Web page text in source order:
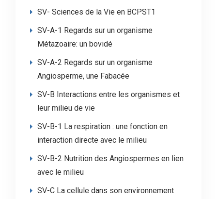
SV- Sciences de la Vie en BCPST1
SV-A-1 Regards sur un organisme
Métazoaire: un bovidé
SV-A-2 Regards sur un organisme
Angiosperme, une Fabacée
SV-B Interactions entre les organismes et
leur milieu de vie
SV-B-1 La respiration : une fonction en
interaction directe avec le milieu
SV-B-2 Nutrition des Angiospermes en lien
avec le milieu
SV-C La cellule dans son environnement